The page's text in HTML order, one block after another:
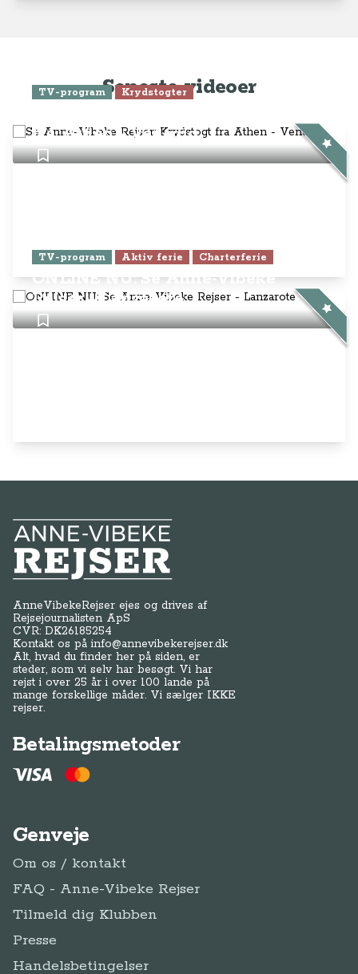
Seneste videoer
TV-program Krydstogter
fra Athen - Venedig
TV-program Aktiv ferie Charterferie
ONLINE NU: Se Anne-Vibeke
Rejser - Lanzarote
Anne-Vibeke Rejser
AnneVibekeRejser ejes og drives af
Rejsejournalisten ApS
CVR: DK26185254
Kontakt os påinfo@annevibekerejser.dk
Alt, hvad du finder her på siden, er
steder, som vi selv har besøgt. Vi har
rejst i over 25 år i over 100 lande på
mange forskellige måder. Vi sælger IKKE
rejser.
Betalingsmetoder
Genveje
Om os / kontakt
FAQ - Anne-Vibeke Rejser
Tilmeld dig Klubben
Presse
Handelsbetingelser